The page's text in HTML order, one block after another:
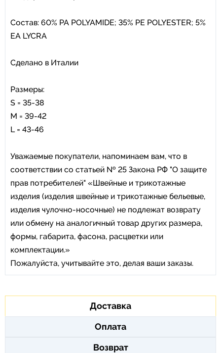
Состав: 60% PA POLYAMIDE; 35% PE POLYESTER; 5%
EA LYCRA
Сделано в Италии
Размеры:
S = 35-38
M = 39-42
L = 43-46
Уважаемые покупатели, напоминаем вам, что в
соответствии со статьей № 25 Закона РФ "О защите
прав потребителей" «Швейные и трикотажные
изделия (изделия швейные и трикотажные бельевые,
изделия чулочно-носочные) не подлежат возврату
или обмену на аналогичный товар других размера,
формы, габарита, фасона, расцветки или
комплектации.»
Пожалуйста, учитывайте это, делая ваши заказы.
Доставка
Оплата
Возврат